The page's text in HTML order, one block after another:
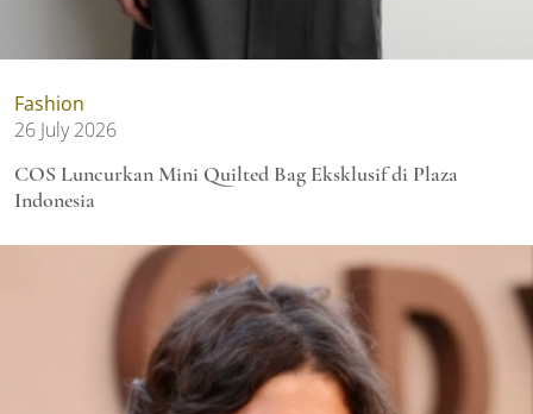
Fashion
26 July 2026
COS Luncurkan Mini Quilted Bag Eksklusif di Plaza
Indonesia